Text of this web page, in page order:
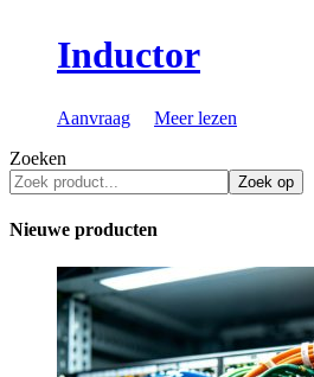
Inductor
Aanvraag
Meer lezen
Zoeken
Zoek op
Nieuwe producten